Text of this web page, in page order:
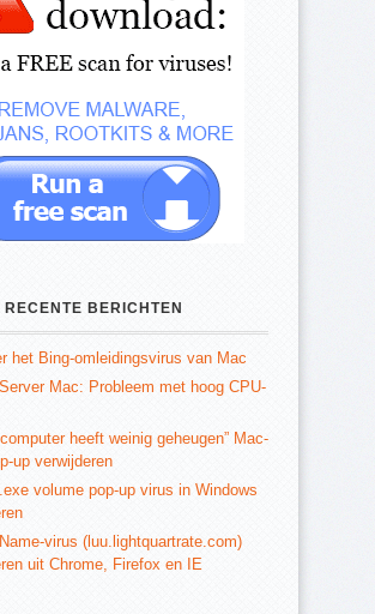
RECENTE BERICHTEN
het Bing-omleidingsvirus van Mac
Mac: Probleem met hoog CPU-
computer heeft weinig geheugen” Mac-
up verwijderen
volume pop-up virus in Windows
virus (luu.lightquartrate.com)
uit Chrome, Firefox en IE